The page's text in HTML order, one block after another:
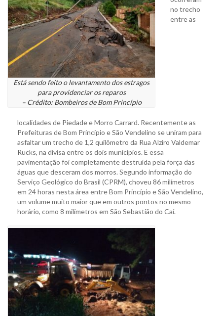
Está sendo feito o levantamento dos estragos
para providenciar os reparos
– Crédito: Bombeiros de Bom Princípio
no trecho
entre as
localidades de Piedade e Morro Carrard. Recentemente as
Prefeituras de Bom Princípio e São Vendelino se uniram para
asfaltar um trecho de 1,2 quilômetro da Rua Alziro Valdemar
Rucks, na divisa entre os dois municípios. E essa
pavimentação foi completamente destruída pela força das
águas que desceram dos morros. Segundo informação do
Serviço Geológico do Brasil (CPRM), choveu 86 milímetros
em 24 horas nesta área entre Bom Princípio e São Vendelino,
um volume muito maior que em outros pontos no mesmo
horário, como 8 milímetros em São Sebastião do Caí.